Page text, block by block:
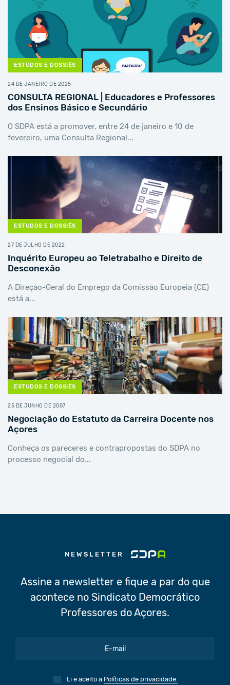
ESTUDOS E DOSSIÊS
24 DE JANEIRO DE 2025
CONSULTA REGIONAL | Educadores e Professores
dos Ensinos Básico e Secundário
O SDPA está a promover, entre 24 de janeiro e 10 de
fevereiro, uma Consulta Regional...
ESTUDOS E DOSSIÊS
27 DE JULHO DE 2022
Inquérito Europeu ao Teletrabalho e Direito de
Desconexão
A Direção-Geral do Emprego da Comissão Europeia (CE)
está a...
ESTUDOS E DOSSIÊS
25 DE JUNHO DE 2007
Negociação do Estatuto da Carreira Docente nos
Açores
Conheça os pareceres e contrapropostas do SDPA no
processo negocial do...
NEWSLETTER
Assine a newsletter e fique a par do que
acontece no Sindicato Democrático
Professores do Açores.
Li e aceito a Políticas de privacidade.